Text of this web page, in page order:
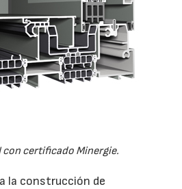
con certificado Minergie.
la construcción de